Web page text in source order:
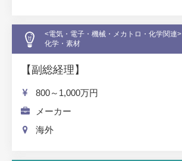
<電気・電子・機械・メカトロ・化学関連>
化学・素材
【副総経理】
800～1,000万円
メーカー
海外